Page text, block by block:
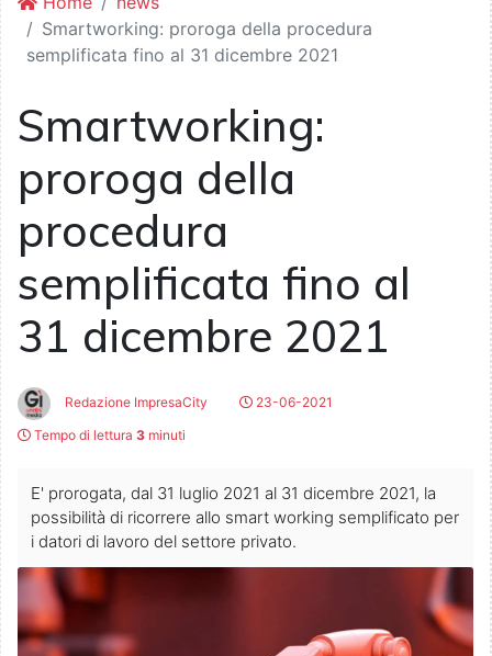
Smartworking: proroga della procedura
semplificata fino al 31 dicembre 2021
Smartworking:
proroga della
procedura
semplificata fino al
31 dicembre 2021
Redazione ImpresaCity
23-06-2021
Tempo di lettura 3 minuti
E' prorogata, dal 31 luglio 2021 al 31 dicembre 2021, la
possibilità di ricorrere allo smart working semplificato per
i datori di lavoro del settore privato.